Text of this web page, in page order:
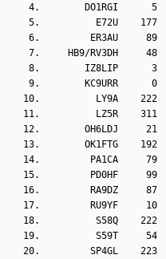
4.        DO1RGI      5
5.          E72U    177
6.         ER3AU     89
7.     HB9/RV3DH     48
8.        IZ8LIP      3
9.        KC9URR      0
10.          LY9A    222
11.          LZ5R    311
12.        OH6LDJ     21
13.        OK1FTG    192
14.         PA1CA     79
15.         PD0HF     99
16.         RA9DZ     87
17.         RU9YF     10
18.          S58Q    222
19.          S59T     54
20.         SP4GL    223